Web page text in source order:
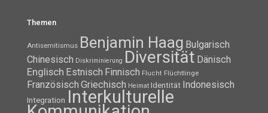
Themen
Antisemitismus Benjamin Haag Bulgarisch
Chinesisch Diskriminierung Diversität Dänisch
Englisch Estnisch Finnisch Flucht Flüchtlinge
Französisch Griechisch Heimat Identität Indonesisch
Integration Interkulturelle